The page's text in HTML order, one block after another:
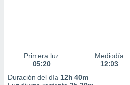
Primera luz
05:20
Mediodía
12:03
Duración del día 12h 40m